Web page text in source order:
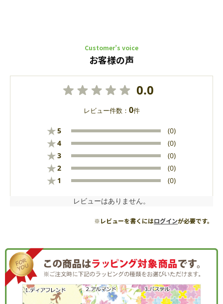
Customer’s voice
お客様の声
0.0
レビュー件数： 0件
★5 (0)
★4 (0)
★3 (0)
★2 (0)
★ 1 (0)
レビューはありません。
※レビューを書くにはログインが必要です。